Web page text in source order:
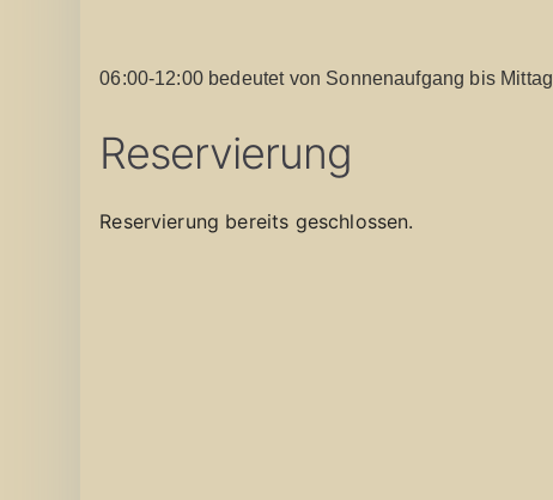
06:00-12:00 bedeutet von Sonnenaufgang bis Mittag
Reservierung
Reservierung bereits geschlossen.